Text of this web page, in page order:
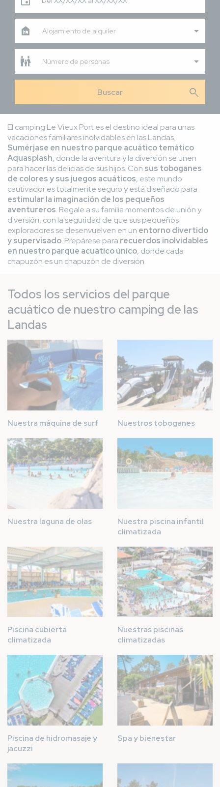
Alojamiento de alquiler
Número de personas
search
El camping Le Vieux Port es el destino ideal para unas
vacaciones familiares inolvidables en las Landas.
Sumérjase en nuestro parque acuático temático
Aquasplash, donde la aventura y la diversión se unen
para hacer las delicias de sus hijos. Con sus toboganes
de colores y sus juegos acuáticos, este mundo
cautivador es totalmente seguro y está diseñado para
estimular la imaginación de los pequeños
aventureros. Regale a su familia momentos de unión y
diversión, con la seguridad de que sus pequeños
exploradores se desenvuelven en un entorno divertido
y supervisado. Prepárese para recuerdos inolvidables
en nuestro parque acuático único, donde cada
chapuzón es un chapuzón de diversión.
Todos los servicios del parque
acuático de nuestro camping de las
Landas
Imagen
Nuestra máquina de surf
Nuestros toboganes
Imagen
Nuestra laguna de olas
Nuestra piscina infantil
climatizada
Imagen
Piscina cubierta
climatizada
Imagen
Nuestras piscinas
climatizadas
Piscina de hidromasaje y
jacuzzi
Imagen
Spa y bienestar
Imagen